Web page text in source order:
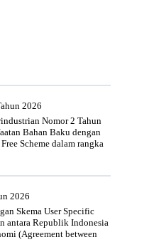
2026
Nomor 2 Tahun
Bahan Baku dengan
Scheme dalam rangka
2026
Skema User Specific
antara Republik Indonesia
(Agreement between